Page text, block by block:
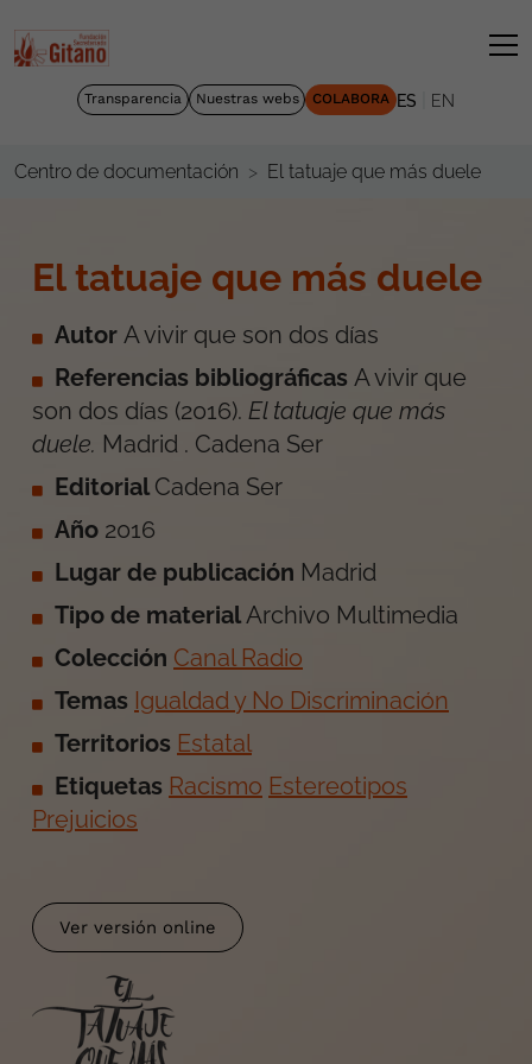
Transparencia Nuestras webs COLABORA ES EN
Centro de documentación El tatuaje que más duele
El tatuaje que más duele
Autor A vivir que son dos días
Referencias bibliográficas A vivir que
son dos días (2016). El tatuaje que más
duele. Madrid . Cadena Ser
Editorial Cadena Ser
Año 2016
Lugar de publicación Madrid
Tipo de material Archivo Multimedia
Colección Canal Radio
Temas Igualdad y No Discriminación
Territorios Estatal
Etiquetas Racismo Estereotipos
Prejuicios
Ver versión online